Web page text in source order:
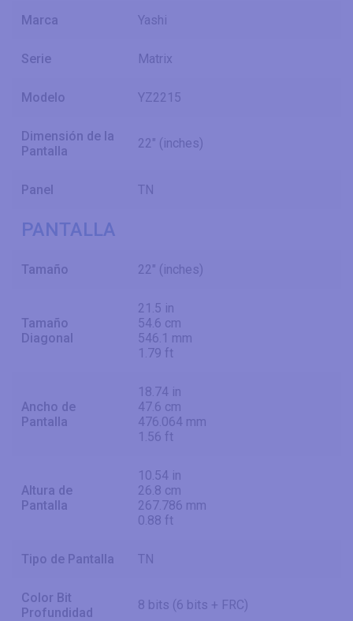
Marca Yashi
Serie Matrix
Modelo YZ2215
Dimensión de la
Pantalla
22" (inches)
Panel TN
PANTALLA
Tamaño 22" (inches)
Tamaño
Diagonal
21.5 in
54.6 cm
546.1 mm
1.79 ft
Ancho de
Pantalla
18.74 in
47.6 cm
476.064 mm
1.56 ft
Altura de
Pantalla
10.54 in
26.8 cm
267.786 mm
0.88 ft
Tipo de Pantalla TN
Color Bit
Profundidad
8 bits (6 bits + FRC)